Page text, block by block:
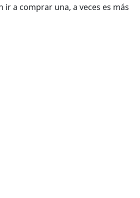
ir a comprar una, a veces es más